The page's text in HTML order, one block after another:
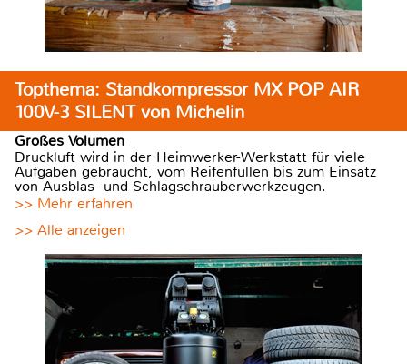
Topthema: Standkompressor MX POP AIR
100V-3 SILENT von Michelin
Großes Volumen
Druckluft wird in der Heimwerker-Werkstatt für viele
Aufgaben gebraucht, vom Reifenfüllen bis zum Einsatz
von Ausblas- und Schlagschrauberwerkzeugen.
>> Mehr erfahren
>> Alle anzeigen